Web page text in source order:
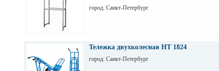
город: Санкт-Петербург
Тележка двухколесная НТ 1824
город: Санкт-Петербург